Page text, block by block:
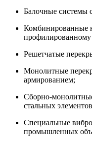
Балочные системы
Комбинированные
профилированному
Решетчатые
Монолитные
армированием;
Сборно-
стальных
Специальные
промышленных